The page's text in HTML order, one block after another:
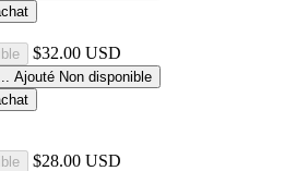
$32.00 USD
Ajouté Non disponible
$28.00 USD